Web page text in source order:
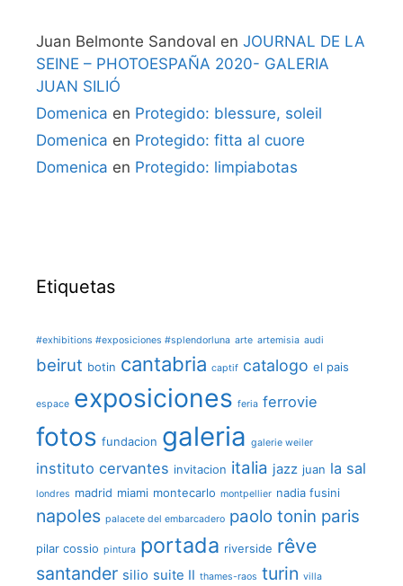
Juan Belmonte Sandoval en JOURNAL DE LA
SEINE – PHOTOESPAÑA 2020- GALERIA
JUAN SILIÓ
Domenica en Protegido: blessure, soleil
Domenica en Protegido: fitta al cuore
Domenica en Protegido: limpiabotas
Etiquetas
#exhibitions #exposiciones #splendorluna arte artemisia audi
beirut botin cantabria captif catalogo el pais
espace exposiciones feria ferrovie
fotos fundacion galeria galerie weiler
instituto cervantes invitacion italia jazz juan la sal
londres madrid miami montecarlo montpellier nadia fusini
napoles palacete del embarcadero paolo tonin paris
pilar cossio pintura portada riverside rêve
santander silio suite II thames-raos turin villa